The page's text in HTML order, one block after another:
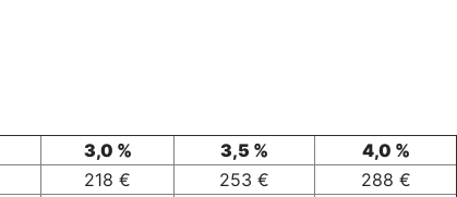
3,0 % 3,5 %
4,0 %
218 € 253 €
288 €